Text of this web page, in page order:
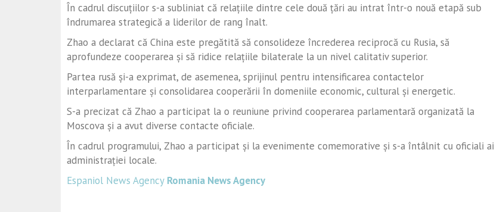
În cadrul discuțiilor s-a subliniat că relațiile dintre cele două țări au intrat într-o nouă etapă sub
îndrumarea strategică a liderilor de rang înalt.
Zhao a declarat că China este pregătită să consolideze încrederea reciprocă cu Rusia, să
aprofundeze cooperarea și să ridice relațiile bilaterale la un nivel calitativ superior.
Partea rusă și-a exprimat, de asemenea, sprijinul pentru intensificarea contactelor
interparlamentare și consolidarea cooperării în domeniile economic, cultural și energetic.
S-a precizat că Zhao a participat la o reuniune privind cooperarea parlamentară organizată la
Moscova și a avut diverse contacte oficiale.
În cadrul programului, Zhao a participat și la evenimente comemorative și s-a întâlnit cu oficiali ai
administrației locale.
Espaniol News Agency Romania News Agency